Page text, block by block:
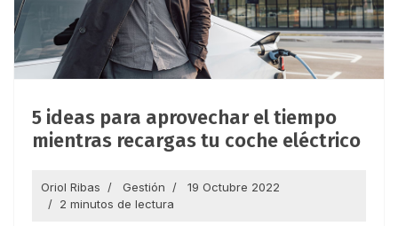
5 ideas para aprovechar el tiempo
mientras recargas tu coche eléctrico
Oriol Ribas Gestión
19 Octubre 2022
2 minutos de lectura